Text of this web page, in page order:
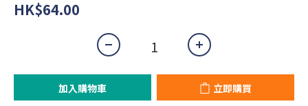
HK$64.00
加入購物車 立即購買